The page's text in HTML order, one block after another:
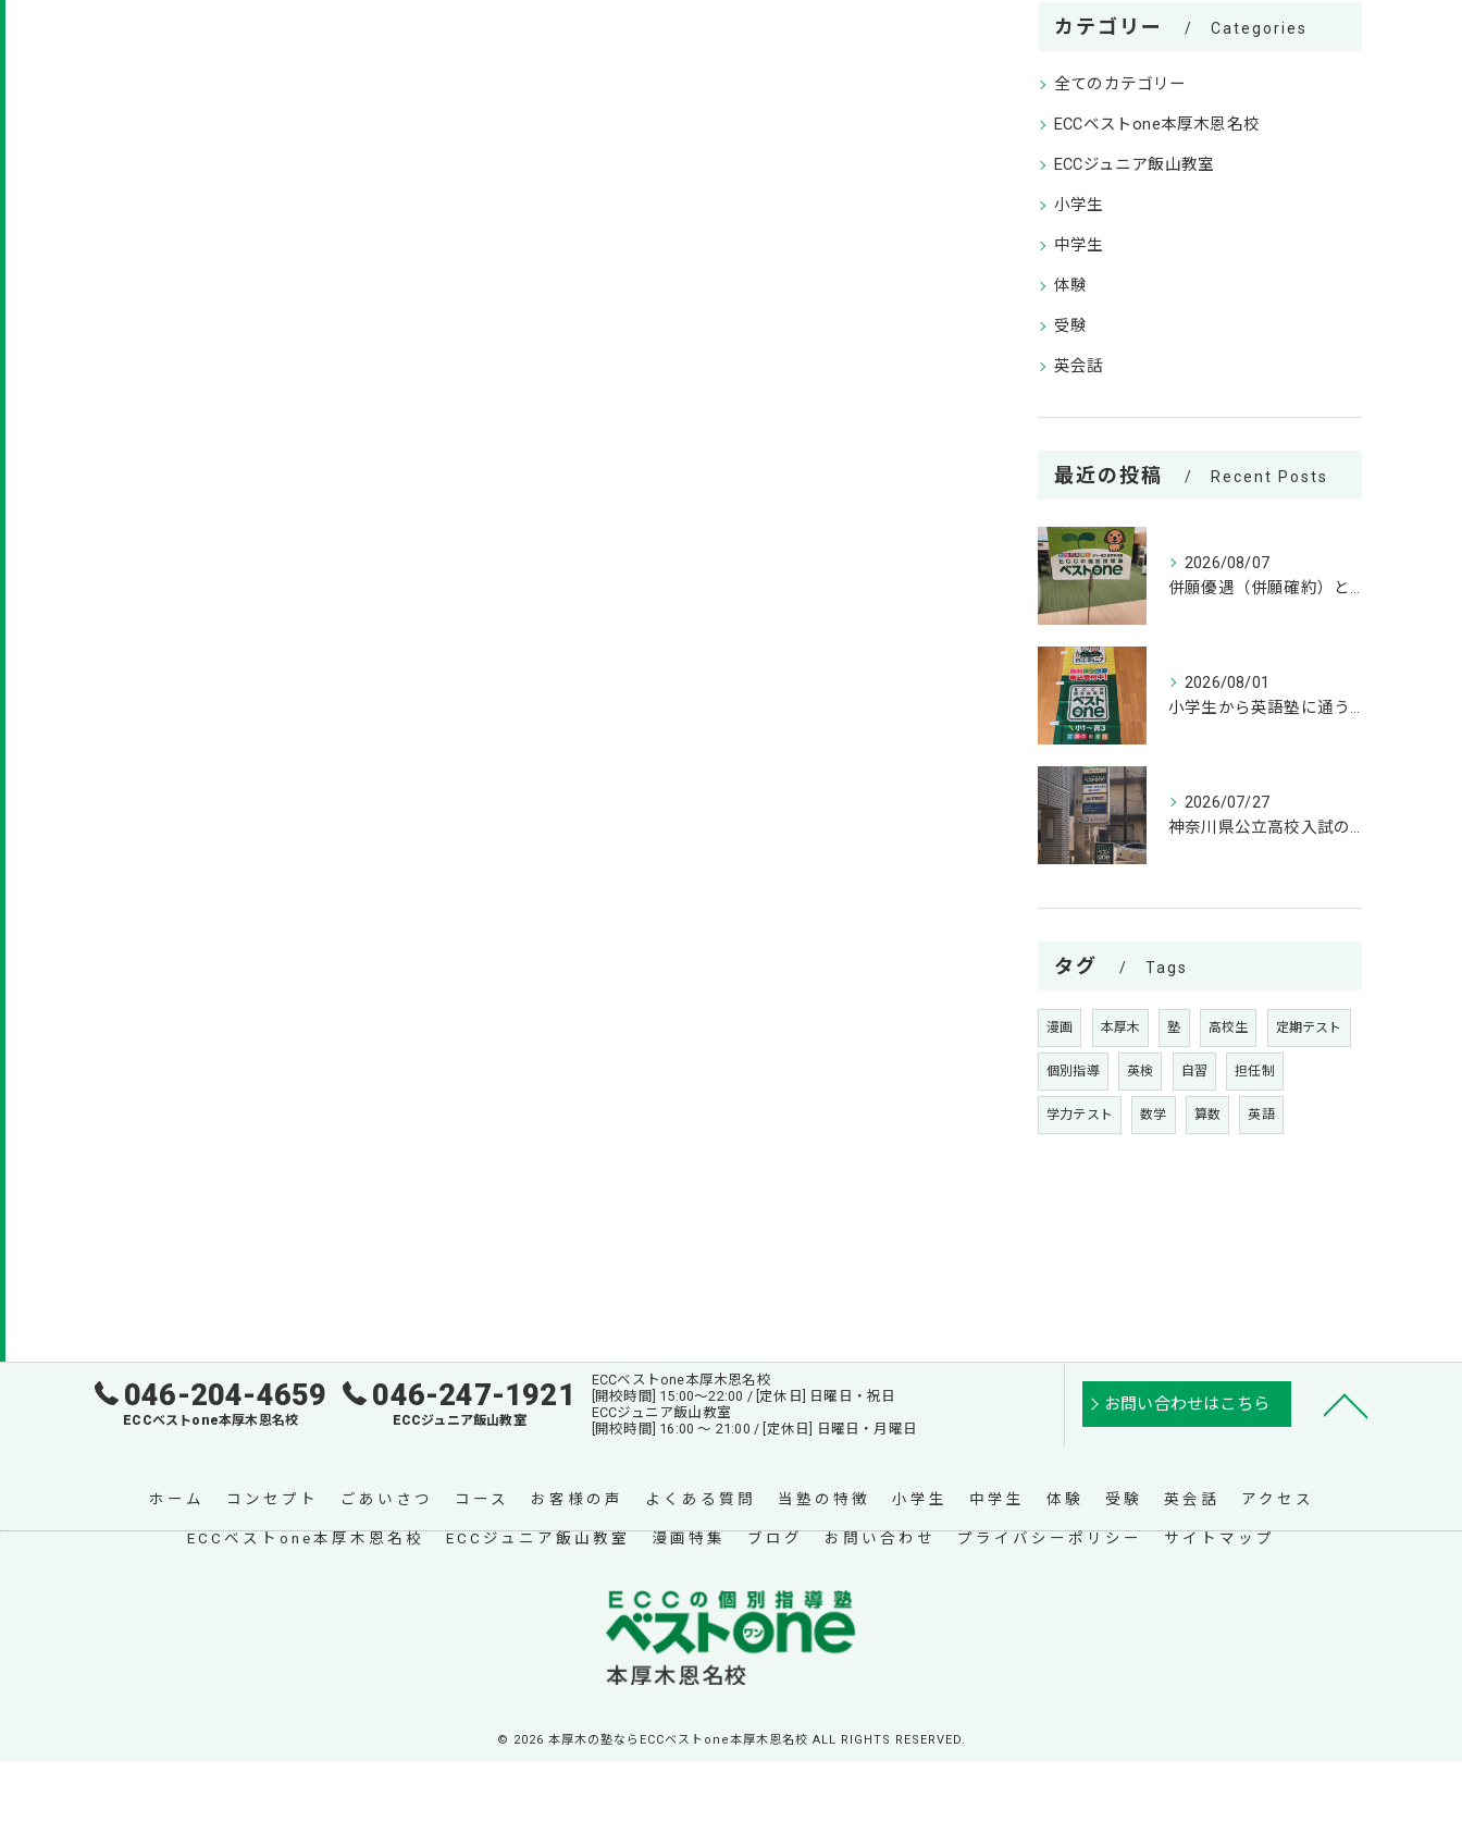
カテゴリー Categories
全てのカテゴリー
ECCベストone本厚木恩名校
ECCジュニア飯山教室
小学生
中学生
体験
受験
英会話
最近の投稿 Recent Posts
2026/08/07
併願優遇（併願確約）とは？神奈川県の私立高校受験の基礎知識 併願
2026/08/01
小学生から英語塾に通うメリット！いつから始めるのが正解？ 小学
2026/07/27
神奈川県公立高校入試の過去問はいつから解き始めるべきか？
タグ Tags
漫画 本厚木 塾 高校生 定期テスト
個別指導 英検 自習 担任制
学力テスト 数学 算数 英語
046-204-4659
ECCベストone本厚木恩名校
046-247-1921
ECCジュニア飯山教室
ECCベストone本厚木恩名校
[開校時間] 15:00～22:00 / [定休日] 日曜日・祝日
ECCジュニア飯山教室
[開校時間] 16:00 ～ 21:00 / [定休日] 日曜日・月曜日
お問い合わせはこちら
ホーム コンセプト ごあいさつ コース お客様の声 よくある質問 当塾の特徴 小学生 中学生 体験 受験 英会話 アクセス
ECCベストone本厚木恩名校 ECCジュニア飯山教室 漫画特集 ブログ お問い合わせ プライバシーポリシー サイトマップ
© 2026 本厚木の塾ならECCベストone本厚木恩名校 ALL RIGHTS RESERVED.